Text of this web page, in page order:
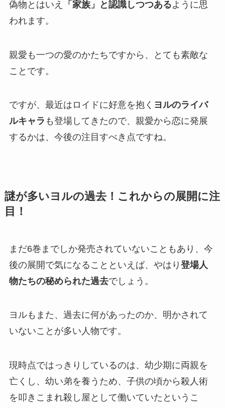
偽物とはいえ 「家族」と認識しつつあるように思
われます。
親愛も一つの愛のかたちですから、とても素敵な
ことです。
ですが、最近はロイドに好意を抱く ヨルのライバ
ルキャラ も登場してきたので、親愛から恋に発展
するかは、今後の注目すべき点ですね。
謎が多いヨルの過去！これからの展開に注
目！
まだ6巻までしか発売されていないこともあり、今
後の展開で気になることといえば、やはり 登場人
物たちの秘められた過去でしょう。
ヨルもまた、過去に何があったのか、明かされて
いないことが多い人物です。
現時点ではっきりしているのは、幼少期に両親を
亡くし、幼い弟を養うため、子供の頃から殺人術
を叩きこまれ殺し屋として働いていたというこ